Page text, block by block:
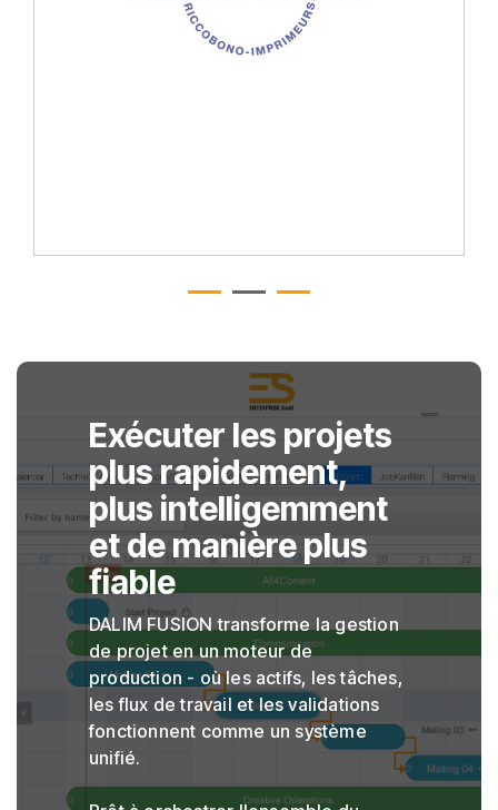
Exécuter les projets
plus rapidement,
plus intelligemment
et de manière plus
fiable
DALIM FUSION transforme la gestion
de projet en un moteur de
production - où les actifs, les tâches,
les flux de travail et les validations
fonctionnent comme un système
unifié.